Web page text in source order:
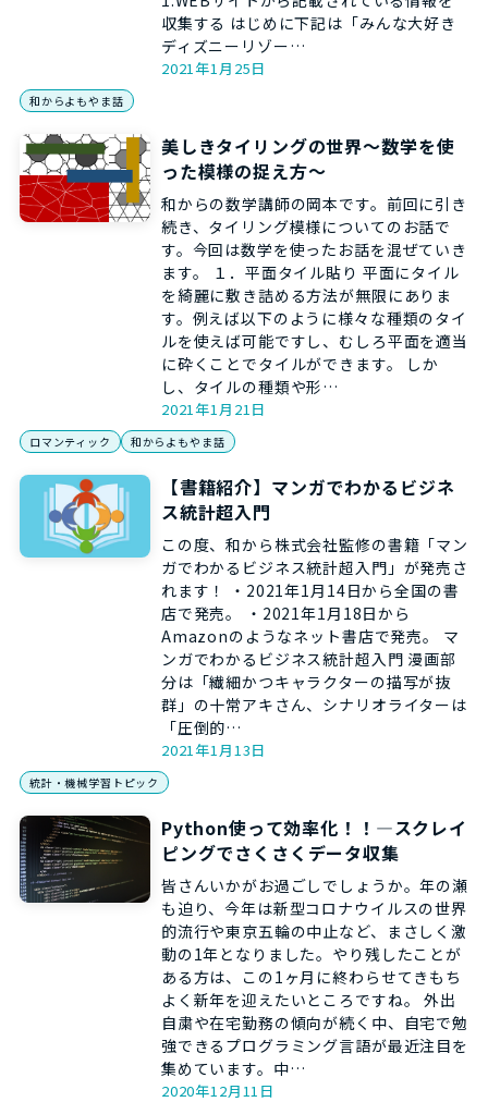
収集する はじめに下記は「みんな大好き
ディズニーリゾー…
2021年1月25日
和からよもやま話
美しきタイリングの世界～数学を使
った模様の捉え方～
和からの数学講師の岡本です。前回に引き
続き、タイリング模様についてのお話で
す。今回は数学を使ったお話を混ぜていき
ます。 １．平面タイル貼り 平面にタイル
を綺麗に敷き詰める方法が無限にありま
す。例えば以下のように様々な種類のタイ
ルを使えば可能ですし、むしろ平面を適当
に砕くことでタイルができます。 しか
し、タイルの種類や形…
2021年1月21日
ロマンティック 和からよもやま話
【書籍紹介】マンガでわかるビジネ
ス統計超入門
この度、和から株式会社監修の書籍「マン
ガでわかるビジネス統計超入門」が発売さ
れます！ ・2021年1月14日から全国の書
店で発売。 ・2021年1月18日から
Amazonのようなネット書店で発売。 マ
ンガでわかるビジネス統計超入門 漫画部
分は「繊細かつキャラクターの描写が抜
群」の十常アキさん、シナリオライターは
「圧倒的…
2021年1月13日
統計・機械学習トピック
Python使って効率化！！―スクレイ
ピングでさくさくデータ収集
皆さんいかがお過ごしでしょうか。年の瀬
も迫り、今年は新型コロナウイルスの世界
的流行や東京五輪の中止など、まさしく激
動の1年となりました。やり残したことが
ある方は、この1ヶ月に終わらせてきもち
よく新年を迎えたいところですね。 外出
自粛や在宅勤務の傾向が続く中、自宅で勉
強できるプログラミング言語が最近注目を
集めています。中…
2020年12月11日